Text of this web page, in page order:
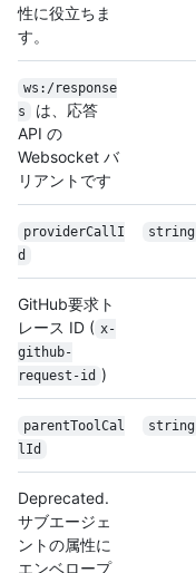
性に役立ちま
す。
ws:/response
s
は、応答
API の
Websocket バ
リアントです
providerCallI
d
string
GitHub要求ト
レース ID ( x-
github-
request-id )
parentToolCal
lId
string
Deprecated.
サブエージェ
ントの属性に
エンベロープ